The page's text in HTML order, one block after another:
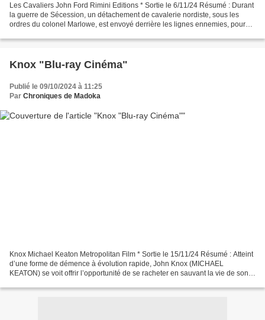
Les Cavaliers John Ford Rimini Editions * Sortie le 6/11/24 Résumé : Durant
la guerre de Sécession, un détachement de cavalerie nordiste, sous les
ordres du colonel Marlowe, est envoyé derrière les lignes ennemies, pour
Knox "Blu-ray Cinéma"
Publié le 09/10/2024 à 11:25
Par Chroniques de Madoka
Knox Michael Keaton Metropolitan Film * Sortie le 15/11/24 Résumé : Atteint
d’une forme de démence à évolution rapide, John Knox (MICHAEL
KEATON) se voit offrir l’opportunité de se racheter en sauvant la vie de son